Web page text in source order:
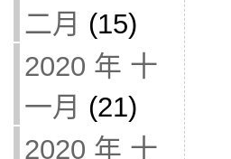
二月 (15)
2020 年 十
一月 (21)
2020 年 十